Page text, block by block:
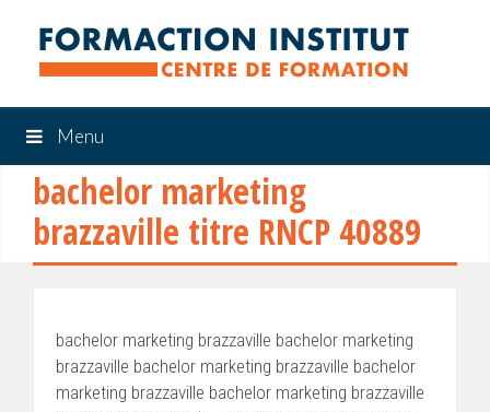
Menu
bachelor marketing
brazzaville titre RNCP 40889
bachelor marketing brazzaville bachelor marketing
brazzaville bachelor marketing brazzaville bachelor
marketing brazzaville bachelor marketing brazzaville